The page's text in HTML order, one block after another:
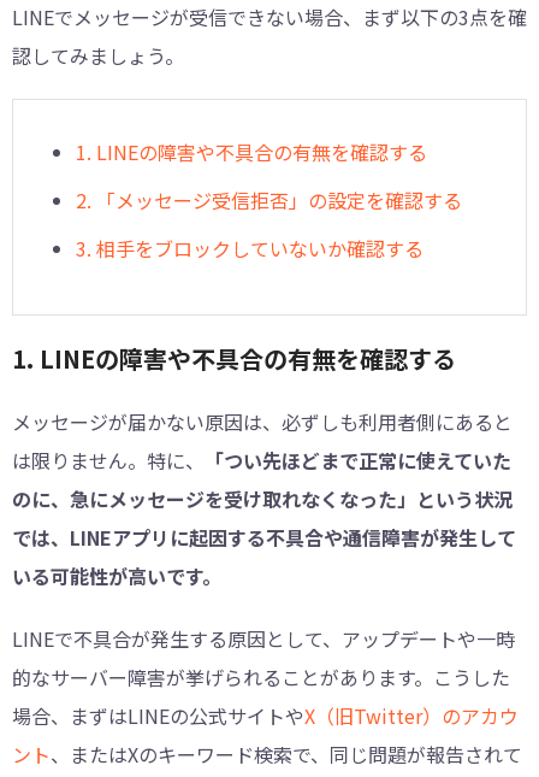
LINEでメッセージが受信できない場合、まず以下の3点を確
認してみましょう。
1. LINEの障害や不具合の有無を確認する
2. 「メッセージ受信拒否」の設定を確認する
3. 相手をブロックしていないか確認する
1. LINEの障害や不具合の有無を確認する
メッセージが届かない原因は、必ずしも利用者側にあると
は限りません。特に、
「つい先ほどまで正常に使えていた
のに、急にメッセージを受け取れなくなった」という状況
では、LINEアプリに起因する不具合や通信障害が発生して
いる可能性が高いです。
LINEで不具合が発生する原因として、アップデートや一時
的なサーバー障害が挙げられることがあります。こうした
場合、まずはLINEの公式サイトやX（旧Twitter）のアカウ
ント、またはXのキーワード検索で、同じ問題が報告されて